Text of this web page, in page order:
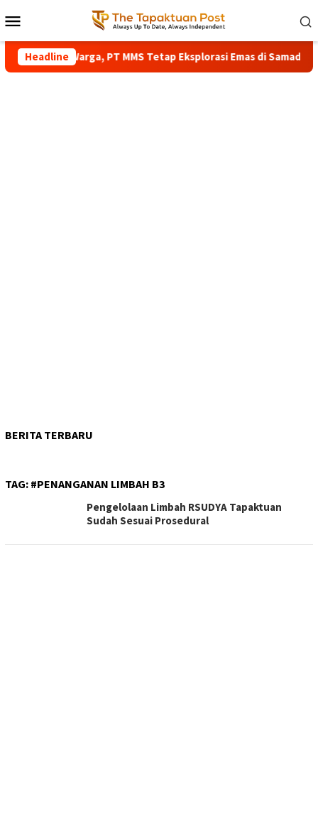
ke
kontenMobile
Headline
Penolakan Warga, PT MMS Tetap Eksplorasi Emas di Samadua
BERITA TERBARU
TAG: #PENANGANAN LIMBAH B3
Pengelolaan Limbah RSUDYA Tapaktuan
Sudah Sesuai Prosedural